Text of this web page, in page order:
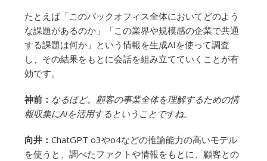
たとえば「このバックオフィス全体においてどのよう
な課題があるのか」「この業界や規模感の企業で共通
する課題は何か」という情報を生成AIを使って調査
し、その結果をもとに会話を組み立てていくことが有
効です。
神前： なるほど。顧客の事業全体を理解するための情
報収集にAIを活用するということですね。
向井： ChatGPT o3やo4などの推論能力の高いモデル
を使うと、調べたファクトや情報をもとに、顧客との